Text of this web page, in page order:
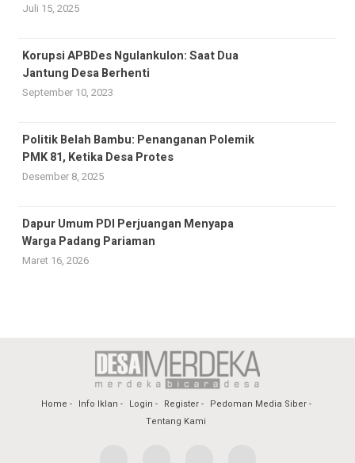
Juli 15, 2025
Korupsi APBDes Ngulankulon: Saat Dua
Jantung Desa Berhenti
September 10, 2023
Politik Belah Bambu: Penanganan Polemik
PMK 81, Ketika Desa Protes
Desember 8, 2025
Dapur Umum PDI Perjuangan Menyapa
Warga Padang Pariaman
Maret 16, 2026
Home Info Iklan Login Register
Pedoman Media Siber
Tentang Kami